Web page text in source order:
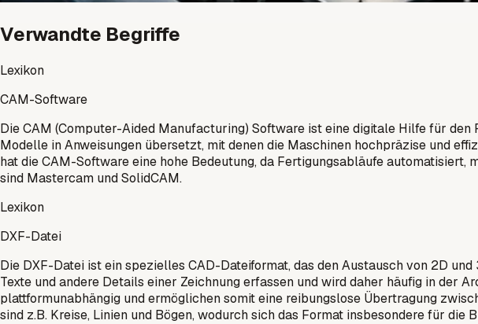
Verwandte Begriffe
Lexikon
CAM-Software
Die CAM (Computer-Aided Manufacturing) Software ist eine digitale Hilfe für
Modelle in Anweisungen übersetzt, mit denen die Maschinen hochpräzise und
hat die CAM-Software eine hohe Bedeutung, da Fertigungsabläufe
sind Mastercam und SolidCAM.
Lexikon
DXF-Datei
Die DXF-Datei ist ein spezielles CAD-Dateiformat, das den Austausch von 2D
Texte und andere Details einer Zeichnung erfassen und wird daher häufig in der
plattformunabhängig und ermöglichen somit eine reibungslose Übertragung
sind z.B. Kreise, Linien und Bögen, wodurch sich das Format insbesondere für